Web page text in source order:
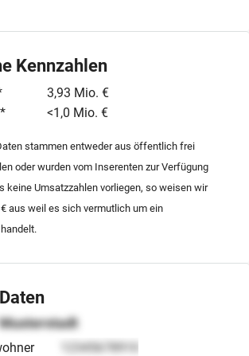
Kennzahlen
3,93 Mio. €
<1,0 Mio. €
stammen entweder aus öffentlich frei
oder wurden vom Inserenten zur Verfügung
keine Umsatzzahlen vorliegen, so weisen wir
aus weil es sich vermutlich um ein
Musterstadt
12345678910